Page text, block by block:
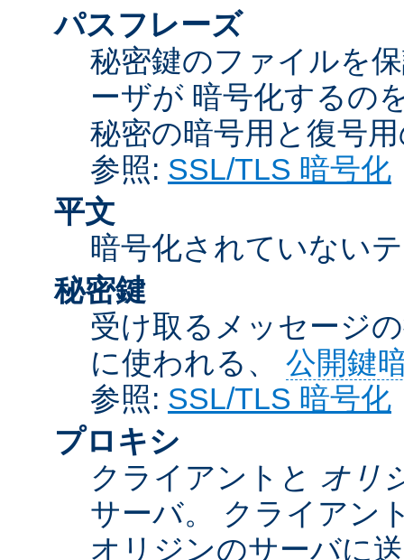
パスフレーズ
秘密鍵のファイルを
ーザが 暗号化するの
秘密の暗号用と復号
参照: SSL/TLS 暗号化
平文
暗号化されていない
秘密鍵
受け取るメッセージ
に使われる、 公開鍵
参照: SSL/TLS 暗号化
プロキシ
クライアントと オリ
サーバ。 クライアン
オリジンのサーバに